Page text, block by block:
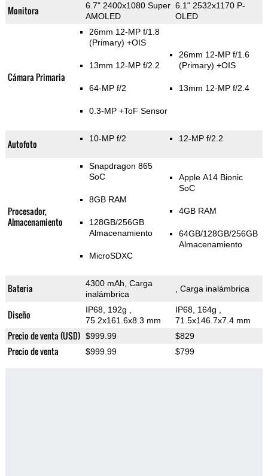
Monitora
6.7" 2400x1080 Super
AMOLED
6.1" 2532x1170 P-
OLED
Cámara Primaria
26mm 12-MP f/1.8
(Primary) +OIS
13mm 12-MP f/2.2
64-MP f/2
0.3-MP +ToF Sensor
26mm 12-MP f/1.6
(Primary) +OIS
13mm 12-MP f/2.4
Autofoto 10-MP f/2 12-MP f/2.2
Procesador,
Almacenamiento
Snapdragon 865
SoC
8GB RAM
128GB/256GB
Almacenamiento
MicroSDXC
Apple A14 Bionic
SoC
4GB RAM
64GB/128GB/256GB
Almacenamiento
Bateria
4300 mAh, Carga
inalámbrica
, Carga inalámbrica
Diseño IP68, 192g
75.2x161.6x8.3 mm
IP68, 164g
71.5x146.7x7.4 mm
Precio de venta (USD) $999.99 $829
Precio de venta $999.99 $799